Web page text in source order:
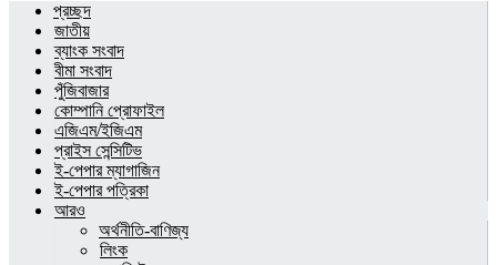
প্রচ্ছদ
জাতীয়
ব্যাংক সংবাদ
বীমা সংবাদ
পুঁজিবাজার
কোম্পানি প্রোফাইল
এজিএম/ইজিএম
প্রাইস সেন্সিটিভ
ই-পেপার ম্যাগাজিন
ই-পেপার পত্রিকা
আরও
অর্থনীতি-বাণিজ্য
লিংক